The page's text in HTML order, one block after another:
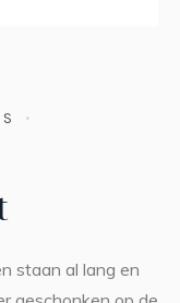
staan al lang en